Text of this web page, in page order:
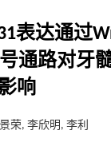
表达通过
通路对牙
响
荣, 李欣明, 李利